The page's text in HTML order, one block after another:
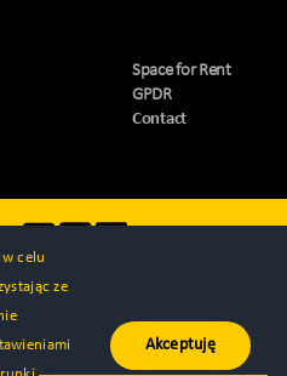
Space for Rent
GPDR
Contact
| CLIP Group S.A. | Created by
celu
ze
Akceptuję